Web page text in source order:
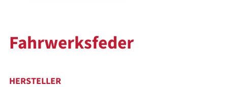
Fahrwerksfeder
HERSTELLER